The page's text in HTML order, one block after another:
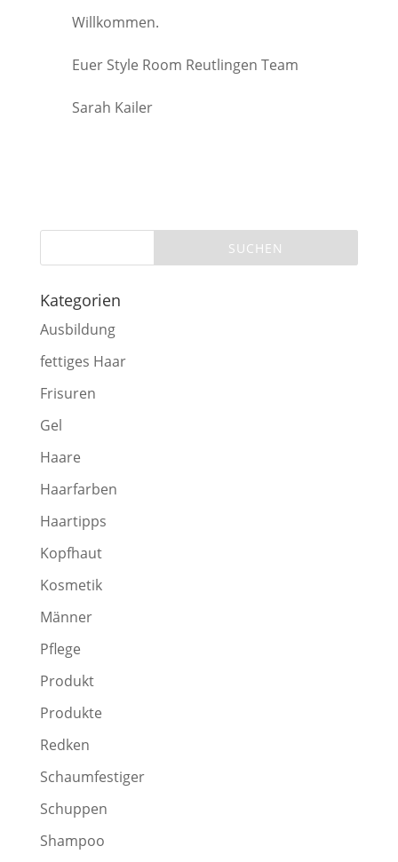
Willkommen.
Euer Style Room Reutlingen Team
Sarah Kailer
Kategorien
Ausbildung
fettiges Haar
Frisuren
Gel
Haare
Haarfarben
Haartipps
Kopfhaut
Kosmetik
Männer
Pflege
Produkt
Produkte
Redken
Schaumfestiger
Schuppen
Shampoo